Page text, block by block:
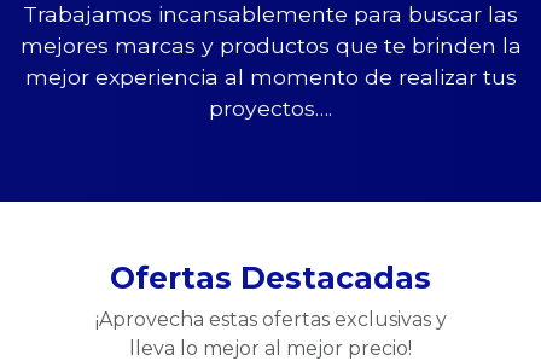
Trabajamos incansablemente para buscar las
mejores marcas y productos que te brinden la
mejor experiencia al momento de realizar tus
proyectos….
Ofertas Destacadas
¡Aprovecha estas ofertas exclusivas y
lleva lo mejor al mejor precio!